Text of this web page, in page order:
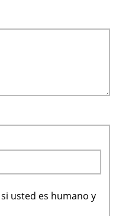
usted es humano y